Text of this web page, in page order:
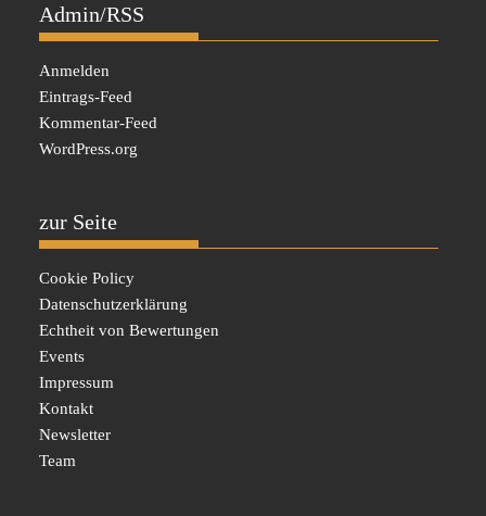
Admin/RSS
Anmelden
Eintrags-Feed
Kommentar-Feed
WordPress.org
zur Seite
Cookie Policy
Datenschutzerklärung
Echtheit von Bewertungen
Events
Impressum
Kontakt
Newsletter
Team